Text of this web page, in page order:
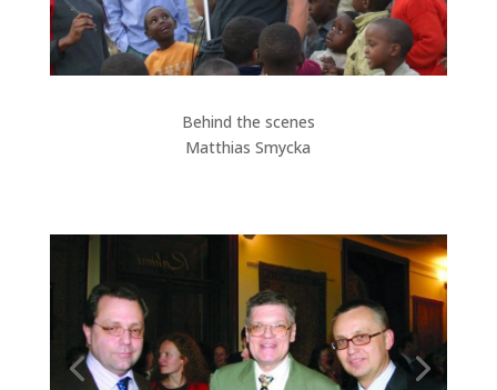
Behind the scenes
Matthias Smycka